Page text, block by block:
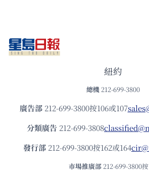
紐約
總機 212-699-3800
廣告部212-699-3800按106或107
分類廣告 212-699-3808
發⾏部 212-699-3800按162或164
市場推廣部 212-699-3800按